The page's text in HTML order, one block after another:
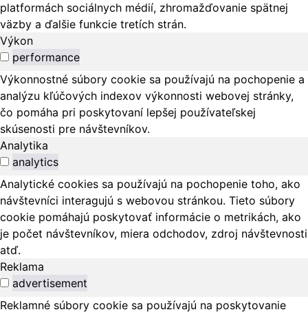
platformách sociálnych médií, zhromažďovanie spätnej
väzby a ďalšie funkcie tretích strán.
Výkon
performance
Výkonnostné súbory cookie sa používajú na pochopenie a
analýzu kľúčových indexov výkonnosti webovej stránky,
čo pomáha pri poskytovaní lepšej používateľskej
skúsenosti pre návštevníkov.
Analytika
analytics
Analytické cookies sa používajú na pochopenie toho, ako
návštevníci interagujú s webovou stránkou. Tieto súbory
cookie pomáhajú poskytovať informácie o metrikách, ako
je počet návštevníkov, miera odchodov, zdroj návštevnosti
atď.
Reklama
advertisement
Reklamné súbory cookie sa používajú na poskytovanie